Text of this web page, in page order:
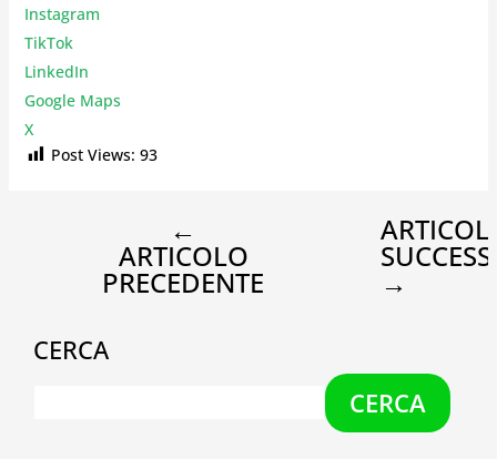
Instagram
TikTok
LinkedIn
Google Maps
X
Post Views: 93
←
ARTICOLO
PRECEDENTE →
CERCA
CERCA